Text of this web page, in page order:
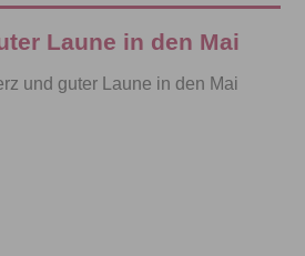
Laune in den Mai